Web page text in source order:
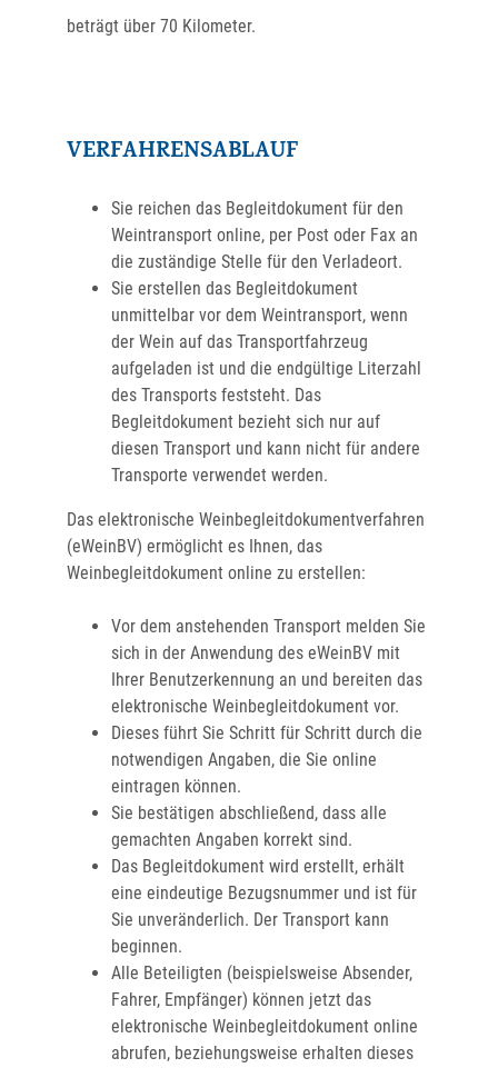
beträgt über 70 Kilometer.
VERFAHRENSABLAUF
Sie reichen das Begleitdokument für den
Weintransport online, per Post oder Fax an
die zuständige Stelle für den Verladeort.
Sie erstellen das Begleitdokument
unmittelbar vor dem Weintransport, wenn
der Wein auf das Transportfahrzeug
aufgeladen ist und die endgültige Literzahl
des Transports feststeht. Das
Begleitdokument bezieht sich nur auf
diesen Transport und kann nicht für andere
Transporte verwendet werden.
Das elektronische Weinbegleitdokumentverfahren
(eWeinBV) ermöglicht es Ihnen, das
Weinbegleitdokument online zu erstellen:
Vor dem anstehenden Transport melden Sie
sich in der Anwendung des eWeinBV mit
Ihrer Benutzerkennung an und bereiten das
elektronische Weinbegleitdokument vor.
Dieses führt Sie Schritt für Schritt durch die
notwendigen Angaben, die Sie online
eintragen können.
Sie bestätigen abschließend, dass alle
gemachten Angaben korrekt sind.
Das Begleitdokument wird erstellt, erhält
eine eindeutige Bezugsnummer und ist für
Sie unveränderlich. Der Transport kann
beginnen.
Alle Beteiligten (beispielsweise Absender,
Fahrer, Empfänger) können jetzt das
elektronische Weinbegleitdokument online
abrufen, beziehungsweise erhalten dieses